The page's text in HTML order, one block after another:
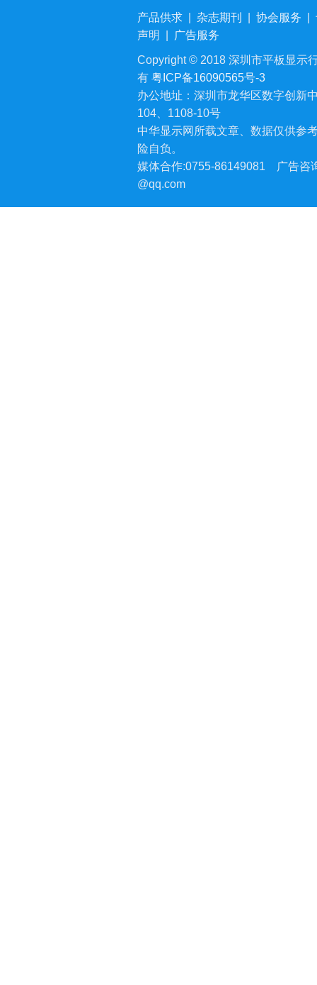
产品供求 杂志期刊 协会服务
声明
广告服务
Copyright © 2018 深圳市平板显示
有 粤ICP备16090565号-3
办公地址：深圳市龙华区数字创新
104、1108-10号
中华显示网所载文章、数据仅供参
险自负。
媒体合作:0755-86149081
广告咨
@qq.com